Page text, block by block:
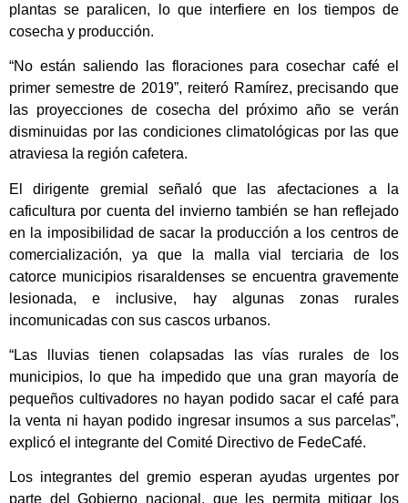
plantas se paralicen, lo que interfiere en los tiempos de
cosecha y producción.
“No están saliendo las floraciones para cosechar café el
primer semestre de 2019”, reiteró Ramírez, precisando que
las proyecciones de cosecha del próximo año se verán
disminuidas por las condiciones climatológicas por las que
atraviesa la región cafetera.
El dirigente gremial señaló que las afectaciones a la
caficultura por cuenta del invierno también se han reflejado
en la imposibilidad de sacar la producción a los centros de
comercialización, ya que la malla vial terciaria de los
catorce municipios risaraldenses se encuentra gravemente
lesionada, e inclusive, hay algunas zonas rurales
incomunicadas con sus cascos urbanos.
“Las lluvias tienen colapsadas las vías rurales de los
municipios, lo que ha impedido que una gran mayoría de
pequeños cultivadores no hayan podido sacar el café para
la venta ni hayan podido ingresar insumos a sus parcelas”,
explicó el integrante del Comité Directivo de FedeCafé.
Los integrantes del gremio esperan ayudas urgentes por
parte del Gobierno nacional, que les permita mitigar los